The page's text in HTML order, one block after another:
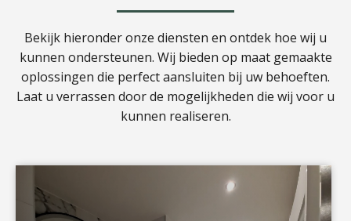
Bekijk hieronder onze diensten en ontdek hoe wij u
kunnen ondersteunen. Wij bieden op maat gemaakte
oplossingen die perfect aansluiten bij uw behoeften.
Laat u verrassen door de mogelijkheden die wij voor u
kunnen realiseren.